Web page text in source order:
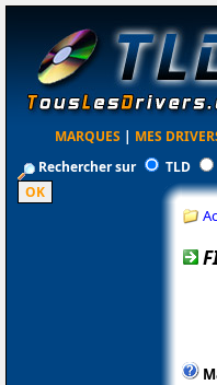
MARQUES | MES
Rechercher sur
TLD